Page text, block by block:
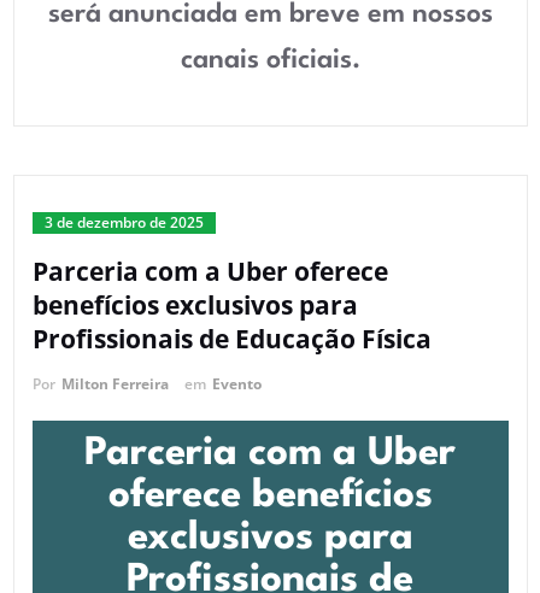
será anunciada em breve em nossos
canais oficiais.
3 de dezembro de 2025
Parceria com a Uber oferece
benefícios exclusivos para
Profissionais de Educação Física
Por Milton Ferreira em Evento
Parceria com a Uber
oferece benefícios
exclusivos para
Profissionais de